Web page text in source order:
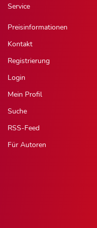
Service
Preisinformationen
Kontakt
Registrierung
Login
Mein Profil
Suche
RSS-Feed
Für Autoren